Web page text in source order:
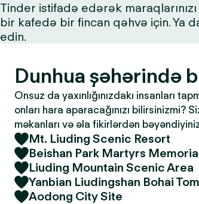
Tinder istifadə edərək
bir kafedə bir fincan qəhvə için. Ya
edin.
Dunhua şəhərində
Onsuz da yaxınlığınızdakı insanları
onları hara aparacağınızı bilirsinizmi?
məkanları və əla fikirlərdən
Mt. Liuding Scenic Resort
Beishan Park Martyrs
Liuding Mountain Scenic Area
Yanbian Liudingshan Bohai
Aodong City Site